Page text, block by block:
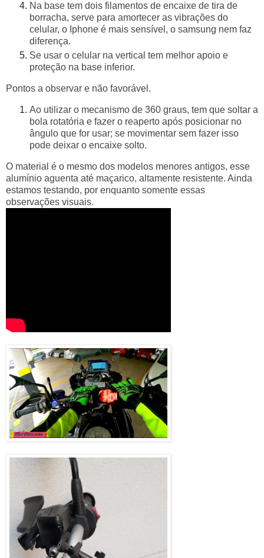
Na base tem dois filamentos de encaixe de tira de
borracha, serve para amortecer as vibrações do
celular, o Iphone é mais sensível, o samsung nem faz
diferença.
Se usar o celular na vertical tem melhor apoio e
proteção na base inferior.
Pontos a observar e não favorável.
Ao utilizar o mecanismo de 360 graus, tem que soltar a
bola rotatória e fazer o reaperto após posicionar no
ângulo que for usar; se movimentar sem fazer isso
pode deixar o encaixe solto.
O material é o mesmo dos modelos menores antigos, esse
alumínio aguenta até maçarico, altamente resistente. Ainda
estamos testando, por enquanto somente essas
observações visuais.